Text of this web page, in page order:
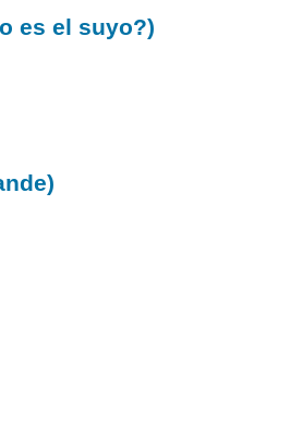
es el suyo?)